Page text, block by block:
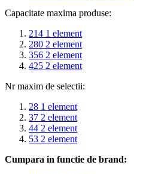
Capacitate maxima produse:
214 1 element
280 2 element
356 2 element
425 2 element
Nr maxim de selectii:
28 1 element
37 2 element
44 2 element
53 2 element
Cumpara in functie de brand: